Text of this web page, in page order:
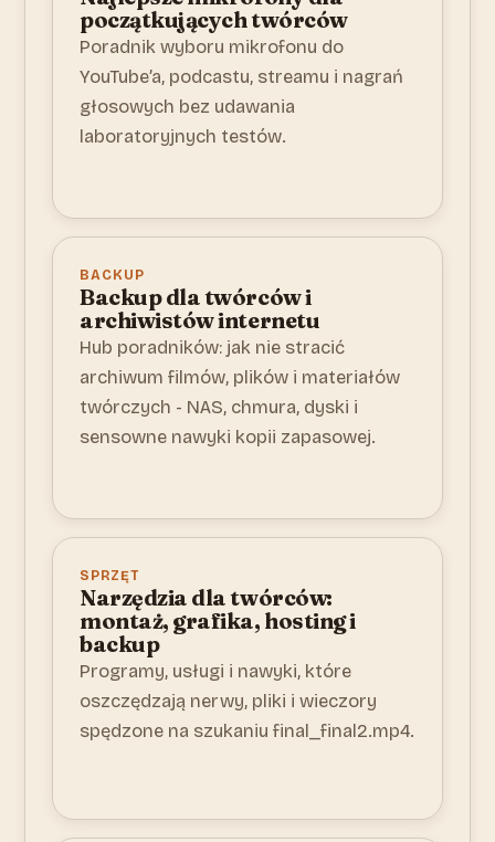
początkujących twórców
Poradnik wyboru mikrofonu do
YouTube’a, podcastu, streamu i nagrań
głosowych bez udawania
laboratoryjnych testów.
BACKUP
Backup dla twórców i
archiwistów internetu
Hub poradników: jak nie stracić
archiwum filmów, plików i materiałów
twórczych - NAS, chmura, dyski i
sensowne nawyki kopii zapasowej.
SPRZĘT
Narzędzia dla twórców:
montaż, grafika, hosting i
backup
Programy, usługi i nawyki, które
oszczędzają nerwy, pliki i wieczory
spędzone na szukaniu final_final2.mp4.